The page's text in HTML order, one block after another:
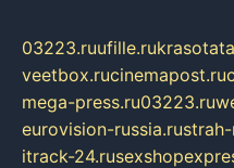
03223.ruufille.ru
veetbox.rucinemapost.ru
mega-press.ru03223.ru
eurovision-russia.ru
itrack-24.ru